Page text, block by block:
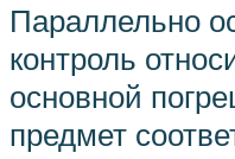
Параллельно
контроль
основной
предмет